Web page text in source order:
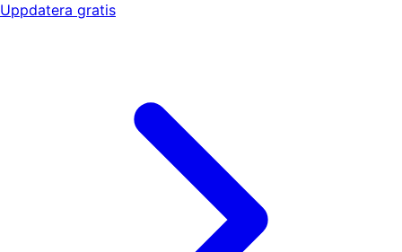
Uppdatera gratis